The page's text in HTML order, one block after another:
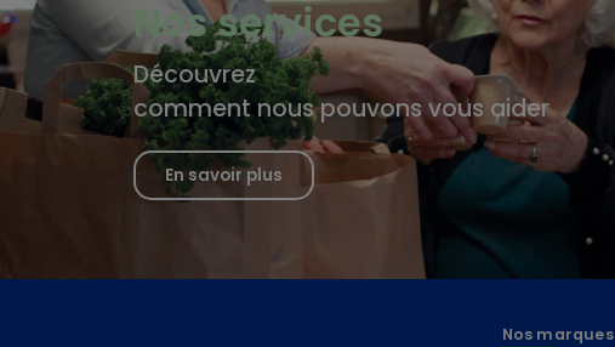
Nos services
Découvrez
comment nous pouvons vous aider
En savoir plus
Nos marques